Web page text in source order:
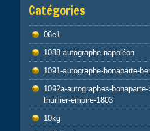
Catégories
06e1
1088-autographe-napoléon
1091-autographe-bonaparte-
1092a-autographes-
thuillier-empire-1803
10kg